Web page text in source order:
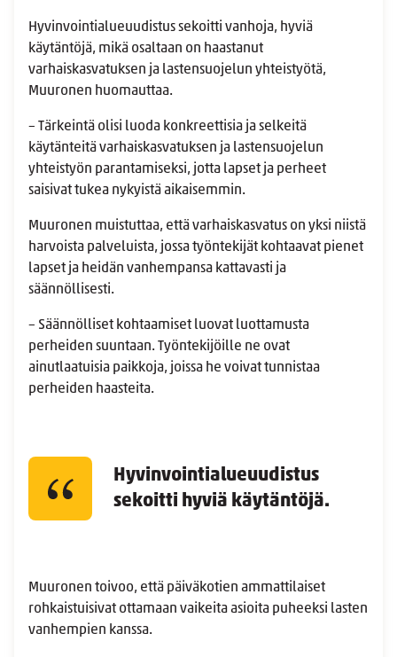
Hyvinvointialueuudistus sekoitti vanhoja, hyviä
käytäntöjä, mikä osaltaan on haastanut
varhaiskasvatuksen ja lastensuojelun yhteistyötä,
Muuronen huomauttaa.
– Tärkeintä olisi luoda konkreettisia ja selkeitä
käytänteitä varhaiskasvatuksen ja lastensuojelun
yhteistyön parantamiseksi, jotta lapset ja perheet
saisivat tukea nykyistä aikaisemmin.
Muuronen muistuttaa, että varhaiskasvatus on yksi niistä
harvoista palveluista, jossa työntekijät kohtaavat pienet
lapset ja heidän vanhempansa kattavasti ja
säännöllisesti.
– Säännölliset kohtaamiset luovat luottamusta
perheiden suuntaan. Työntekijöille ne ovat
ainutlaatuisia paikkoja, joissa he voivat tunnistaa
perheiden haasteita.
Hyvinvointialueuudistus
sekoitti hyviä käytäntöjä.
Muuronen toivoo, että päiväkotien ammattilaiset
rohkaistuisivat ottamaan vaikeita asioita puheeksi lasten
vanhempien kanssa.